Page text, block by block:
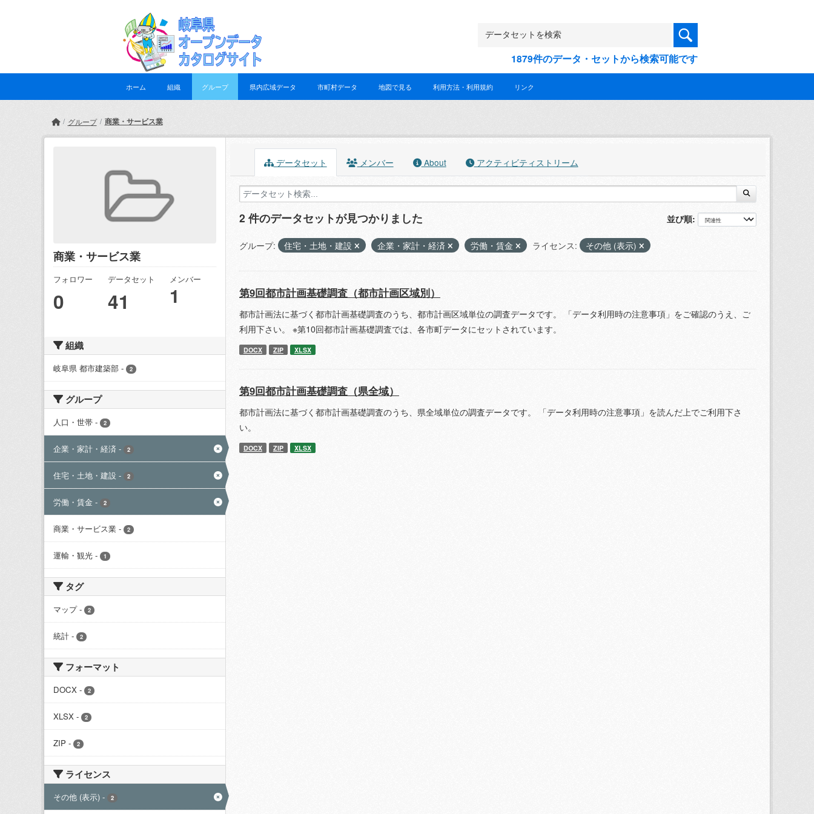
1879件のデータ・セットから検索可能です
ホーム 組織 グループ 県内広域データ 市町村データ 地図で見る 利用方法・利用規約 リンク
グループ 商業・サービス業
商業・サービス業
フォロワー
0
データセット
41
メンバー
1
組織
岐阜県 都市建築部 - 2
グループ
人口・世帯 - 2
企業・家計・経済 - 2
住宅・土地・建設 - 2
労働・賃金 - 2
商業・サービス業 - 2
運輸・観光 - 1
タグ
マップ - 2
統計 - 2
フォーマット
DOCX - 2
XLSX - 2
ZIP - 2
ライセンス
その他 (表示) - 2
データセット メンバー About アクティビティストリーム
並び順
2 件のデータセットが見つかりました
グループ: 住宅・土地・建設 企業・家計・経済 労働・賃金 ライセンス: その他 (表示)
第9回都市計画基礎調査（都市計画区域別）
都市計画法に基づく都市計画基礎調査のうち、都市計画区域単位の調査データです。 「データ利用時の注意事項」をご確認のうえ、ご
利用下さい。 ※第10回都市計画基礎調査では、各市町データにセットされています。
DOCX ZIP XLSX
第9回都市計画基礎調査（県全域）
都市計画法に基づく都市計画基礎調査のうち、県全域単位の調査データです。 「データ利用時の注意事項」を読んだ上でご利用下さ
い。
DOCX ZIP XLSX